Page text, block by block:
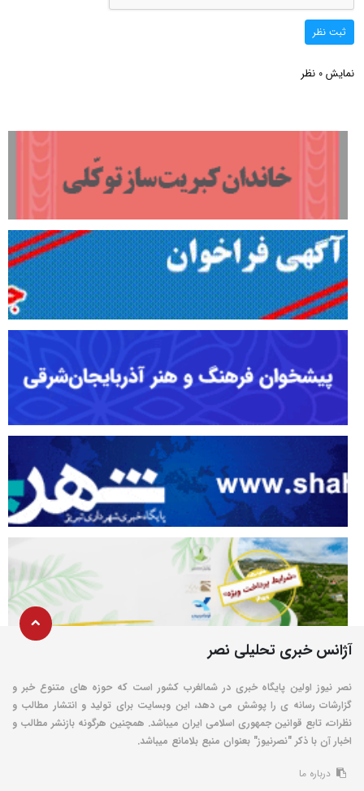
ثبت نظر
نمایش 0 نظر
آژانس خبری تحلیلی نصر
نصر نیوز اولین پایگاه خبری در شمالغرب کشور است که حوزه های متنوع خبر و
گزارشات رسانه ی را پوشش می دهد، این وبسایت برای تولید و انتشار مطالب و
نظرات، تابع قوانین جمهوری اسلامی ایران میباشد. همچنین هرگونه بازنشر مطالب و
اخبار آن با ذکر "نصرنیوز" بعنوان منبع بلامانع میباشد.
درباره ما